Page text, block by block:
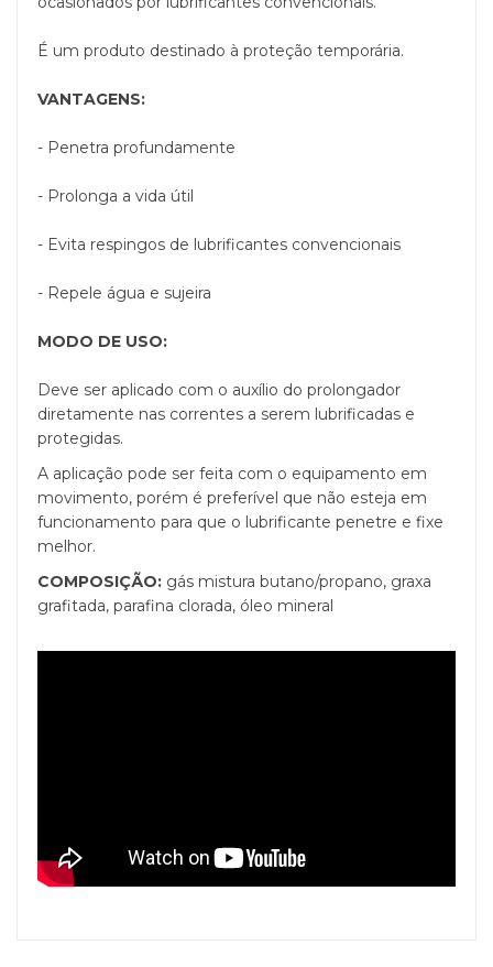
É um produto destinado à proteção temporária.
VANTAGENS:
- Penetra profundamente
- Prolonga a vida útil
- Evita respingos de lubrificantes convencionais
- Repele água e sujeira
MODO DE USO:
Deve ser aplicado com o auxílio do prolongador
diretamente nas correntes a serem lubrificadas e
protegidas.
A aplicação pode ser feita com o equipamento em
movimento, porém é preferível que não esteja em
funcionamento para que o lubrificante penetre e fixe
melhor.
COMPOSIÇÃO: gás mistura butano/propano, graxa
grafitada, parafina clorada, óleo mineral